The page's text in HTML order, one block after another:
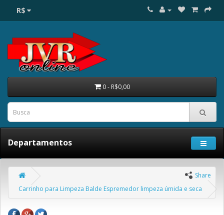
R$
0 - R$0,00
Departamentos
Share
Carrinho para Limpeza Balde Espremedor limpeza úmida e seca